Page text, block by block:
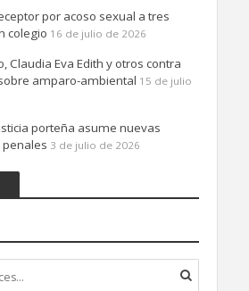
por acoso sexual a tres
colegio 16 de julio de 2026
Claudia Eva Edith y otros contra
amparo-ambiental 15 de julio
porteña asume nuevas
3 de julio de 2026